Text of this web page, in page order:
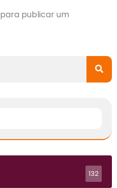
para publicar um
132